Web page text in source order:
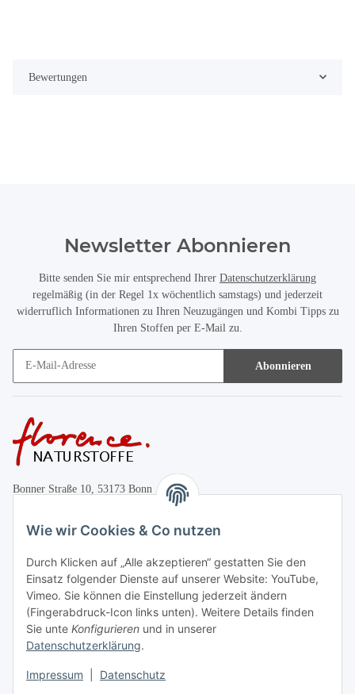
Bewertungen
Newsletter Abonnieren
Bitte senden Sie mir entsprechend Ihrer Datenschutzerklärung
regelmäßig (in der Regel 1x wöchentlich samstags) und jederzeit
widerruflich Informationen zu Ihren Neuzugängen und Kombi Tipps zu
Ihren Stoffen per E-Mail zu.
Abonnieren
Bonner Straße 10, 53173 Bonn
Mo.-Fr. 10:00-17:00
Informationen
Gesetzliche Informationen
Wie wir Cookies & Co nutzen
Durch Klicken auf „Alle akzeptieren“ gestatten Sie den
Einsatz folgender Dienste auf unserer Website: YouTube,
Vimeo. Sie können die Einstellung jederzeit ändern
(Fingerabdruck-Icon links unten). Weitere Details finden
Sie unte Konfigurieren und in unserer
Datenschutzerklärung.
Impressum Datenschutz